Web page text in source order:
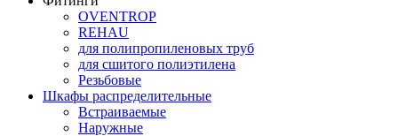
OVENTROP
REHAU
для полипропиленовых труб
для сшитого полиэтилена
Резьбовые
Шкафы распределительные
Встраиваемые
Наружные